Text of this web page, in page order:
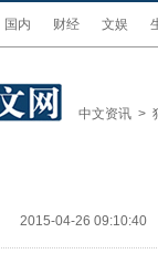
国内 财经 文娱
中文资讯 >
2015-04-26 09:10:40